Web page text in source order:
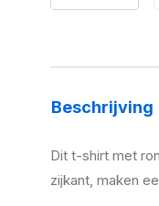
Beschrijving
Dit t-shirt met
zijkant, maken